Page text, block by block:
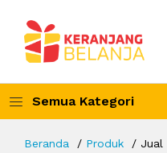
Semua Kategori
Beranda Produk Jual